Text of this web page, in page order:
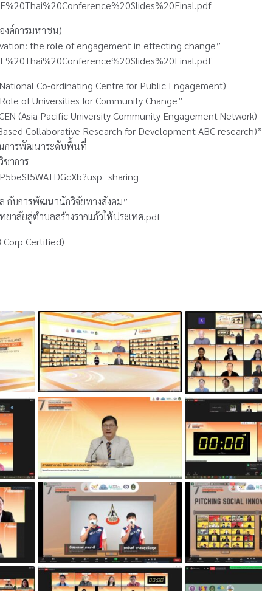
งค์การมหาชน)
the role of engagement in effecting change”
Co-ordinating Centre for Public Engagement)
of Universities for Community Change”
(Asia Pacific University Community Engagement Network)
Collaborative Research for Development ABC research)”
นการพัฒนาระดับพื้นที่
ชาการ
กับการพัฒนานักวิจัยทางสังคม”
ลัยสู่ตำบลสร้างรากแก้วให้ประเทศ.pdf
Certified)